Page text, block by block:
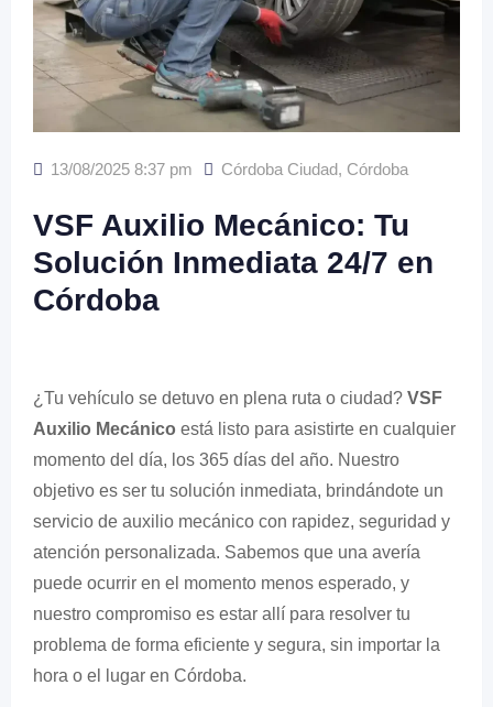
13/08/2025 8:37 pm Córdoba Ciudad, Córdoba
VSF Auxilio Mecánico: Tu
Solución Inmediata 24/7 en
Córdoba
¿Tu vehículo se detuvo en plena ruta o ciudad? VSF
Auxilio Mecánico está listo para asistirte en cualquier
momento del día, los 365 días del año. Nuestro
objetivo es ser tu solución inmediata, brindándote un
servicio de auxilio mecánico con rapidez, seguridad y
atención personalizada. Sabemos que una avería
puede ocurrir en el momento menos esperado, y
nuestro compromiso es estar allí para resolver tu
problema de forma eficiente y segura, sin importar la
hora o el lugar en Córdoba.